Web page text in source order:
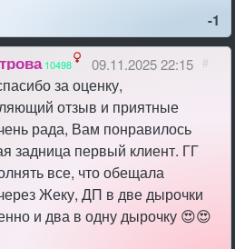
-1
10498 09.11.2025 22:15 #
за оценку,
отзыв и приятные
рада, Вам понравилось
задница первый клиент. ГГ
все, что обещала
Жеку, ДП в две дырочки
и два в одну дырочку 😍😍